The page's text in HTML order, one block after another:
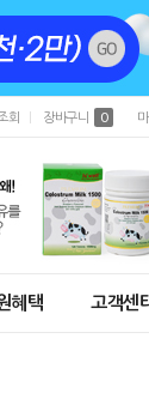
회 장바구니 0
혜택 고객센